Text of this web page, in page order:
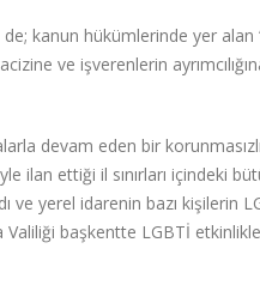
kanun hükümlerinde yer alan
ve işverenlerin
devam eden bir
ilan ettiği il sınırları içindeki
ve yerel idarenin bazı kişilerin
başkentte LGBTİ